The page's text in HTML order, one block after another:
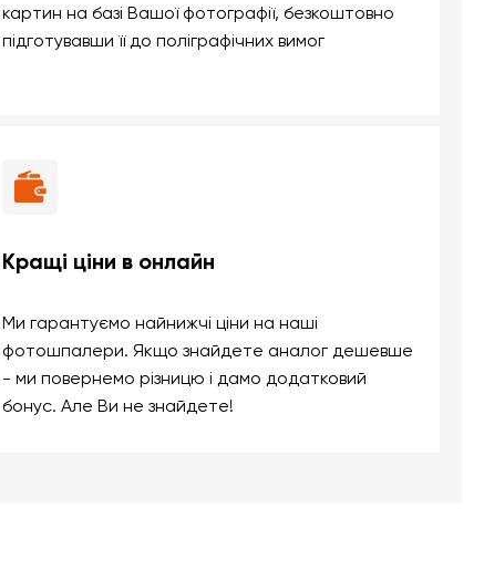
картин на базі Вашої фотографії, безкоштовно
підготувавши її до поліграфічних вимог
Кращі ціни в онлайн
Ми гарантуємо найнижчі ціни на наші
фотошпалери. Якщо знайдете аналог дешевше
- ми повернемо різницю і дамо додатковий
бонус. Але Ви не знайдете!